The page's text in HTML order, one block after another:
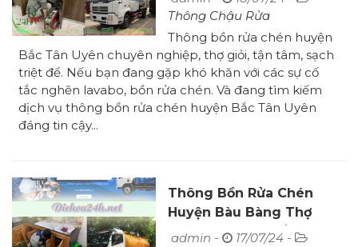
Thông Chậu Rửa
Thông bồn rửa chén huyện
Bắc Tân Uyên chuyên nghiệp, thợ giỏi, tận tâm, sạch
triệt để. Nếu bạn đang gặp khó khăn với các sự cố
tắc nghẽn lavabo, bồn rửa chén. Và đang tìm kiếm
dịch vụ thông bồn rửa chén huyện Bắc Tân Uyên
đáng tin cậy...
Thông Bồn Rửa Chén
Huyện Bàu Bàng Thợ
Giỏi Tận Tâm 24/24
admin -
17/07/24 -